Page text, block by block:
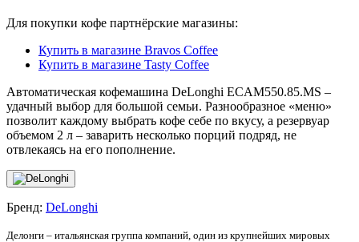
Для покупки кофе партнёрские магазины:
Купить в магазине Bravos Coffee
Купить в магазине Tasty Coffee
Автоматическая кофемашина DeLonghi ECAM550.85.MS –
удачный выбор для большой семьи. Разнообразное «меню»
позволит каждому выбрать кофе себе по вкусу, а резервуар
объемом 2 л – заварить несколько порций подряд, не
отвлекаясь на его пополнение.
Бренд: DeLonghi
Делонги – итальянская группа компаний, один из крупнейших мировых